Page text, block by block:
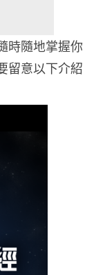
時隨地掌握你
留意以下介紹